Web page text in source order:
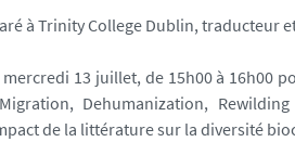
à Trinity College Dublin, traducteur
13 juillet, de 15h00 à 16h00
Dehumanization,
de la littérature sur la diversité